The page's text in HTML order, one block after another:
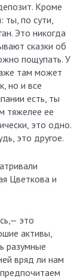
Кроме
ты, по сути,
Это никогда
сказки об
пощупать. У
там может
но и все
есть, ты
тяжелее ее
это одно.
это другое.
Цветкова и
это
активы,
разумные
вряд ли нам